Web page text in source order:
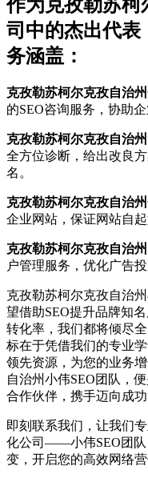
作为克孜勒苏柯
司中的杰出代表
务涵盖：
克孜勒苏柯尔克孜自治
的SEO咨询服务，协助
克孜勒苏柯尔克孜自治
全方位诊断，给出改良
名。
克孜勒苏柯尔克孜自治
企业网站，保证网站自
克孜勒苏柯尔克孜自治
户管理服务，优化广告
克孜勒苏柯尔克孜自治
望借助SEO提升品牌知
转化率，我们都将倾尽
标在于凭借我们的专业
领先资源，为您的业务
自治州小伟SEO团队，
合作伙伴，携手迈向成功
即刻联系我们，让我们
化公司——小伟SEO团队
变，开启您的高效网络营